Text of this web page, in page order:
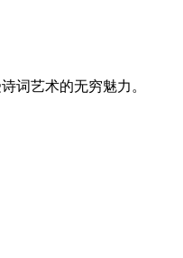
词艺术的无穷魅力。